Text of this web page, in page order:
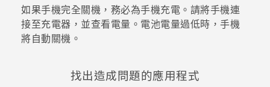
如果手機完全關機，務必為手機充電。請將手機連
接至充電器，並查看電量。電池電量過低時，手機
將自動關機。
找出造成問題的應用程式